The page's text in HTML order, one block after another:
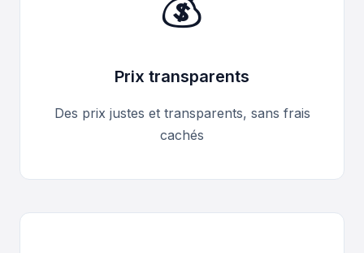
Prix transparents
Des prix justes et transparents, sans frais
cachés